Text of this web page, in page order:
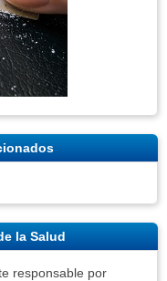
la Salud
responsable por